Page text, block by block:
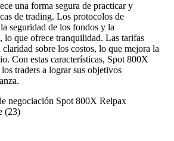
una forma segura de practicar y
de trading. Los protocolos de
seguridad de los fondos y la
lo que ofrece tranquilidad. Las tarifas
claridad sobre los costos, lo que mejora la
Con estas características, Spot 800X
traders a lograr sus objetivos